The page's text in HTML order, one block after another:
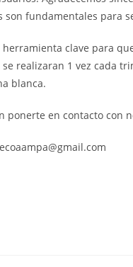
fundamentales para
clave para
realizaran 1 vez cada
blanca.
ponerte en contacto con